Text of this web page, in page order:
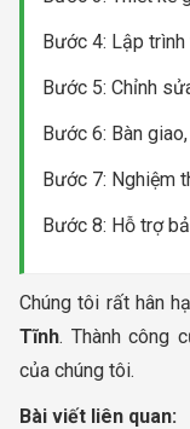
Bước 4: Lập
Bước 5: Chỉnh
Bước 6: Bàn
Bước 7: Nghiệm
Bước 8: Hỗ trợ
Chúng tôi rất hân
Tĩnh. Thành công
của chúng tôi.
Bài viết liên quan: